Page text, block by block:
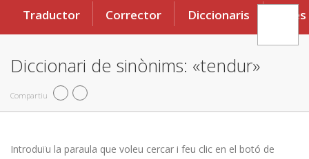
Traductor Corrector Diccionaris Eines
Diccionari de sinònims: «tendur»
Compartiu
Introduïu la paraula que voleu cercar i feu clic en el botó de